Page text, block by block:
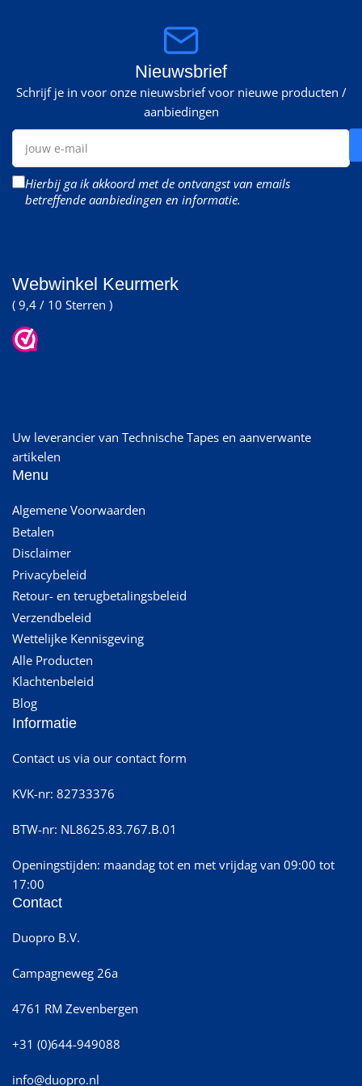
Nieuwsbrief
Schrijf je in voor onze nieuwsbrief voor nieuwe producten /
aanbiedingen
Jouw
mail
Hierbij ga ik akkoord met de ontvangst van emails
betreffende aanbiedingen en informatie.
Webwinkel Keurmerk
( 9,4 / 10 Sterren )
Uw leverancier van Technische Tapes en aanverwante
artikelen
Menu
Algemene Voorwaarden
Betalen
Disclaimer
Privacybeleid
Retour- en terugbetalingsbeleid
Verzendbeleid
Wettelijke Kennisgeving
Alle Producten
Klachtenbeleid
Blog
Informatie
Contact us via our contact form
KVK-nr: 82733376
BTW-nr: NL8625.83.767.B.01
Openingstijden: maandag tot en met vrijdag van 09:00 tot
17:00
Contact
Duopro B.V.
Campagneweg 26a
4761 RM Zevenbergen
+31 (0)644-949088
info@duopro.nl